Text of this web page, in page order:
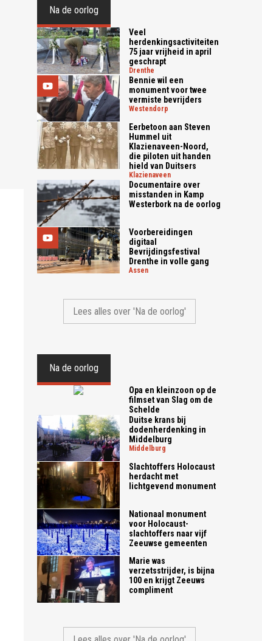
Na de oorlog
Veel
herdenkingsactiviteiten
75 jaar vrijheid in april
geschrapt
drenthe
Bennie wil een
monument voor twee
vermiste bevrijders
westendorp
Eerbetoon aan Steven
Hummel uit
Klazienaveen-Noord,
die piloten uit handen
hield van Duitsers
klazienaveen
Documentaire over
misstanden in Kamp
Westerbork na de oorlog
Voorbereidingen
digitaal
Bevrijdingsfestival
Drenthe in volle gang
assen
Lees alles over 'Na de oorlog'
Na de oorlog
Opa en kleinzoon op de
filmset van Slag om de
Schelde
Duitse krans bij
dodenherdenking in
Middelburg
middelburg
Slachtoffers Holocaust
herdacht met
lichtgevend monument
Nationaal monument
voor Holocaust-
slachtoffers naar vijf
Zeeuwse gemeenten
Marie was
verzetsstrijder, is bijna
100 en krijgt Zeeuws
compliment